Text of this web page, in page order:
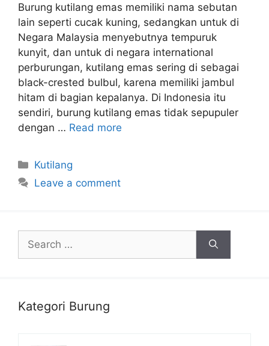
Burung kutilang emas memiliki nama sebutan
lain seperti cucak kuning, sedangkan untuk di
Negara Malaysia menyebutnya tempuruk
kunyit, dan untuk di negara international
perburungan, kutilang emas sering di sebagai
black-crested bulbul, karena memiliki jambul
hitam di bagian kepalanya. Di Indonesia itu
sendiri, burung kutilang emas tidak sepupuler
dengan … Read more
Categories
Kutilang
Leave a comment
for:
Kategori Burung